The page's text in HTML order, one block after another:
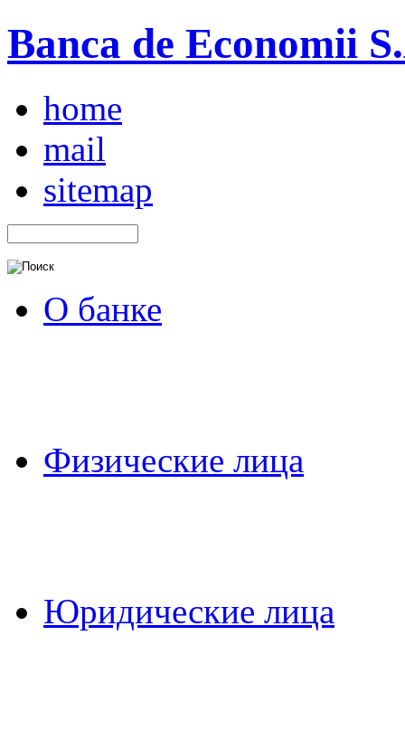
Banca de Economii
home
mail
sitemap
О банке
Физические лица
Юридические лица